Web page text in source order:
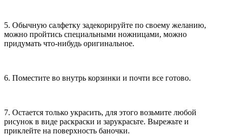
5. Обычную салфетку задекорируйте по своему желанию,
можно пройтись специальными ножницами, можно
придумать что-нибудь оригинальное.
6. Поместите во внутрь корзинки и почти все готово.
7. Остается только украсить, для этого возьмите любой
рисунок в виде раскраски и зарукрасьте. Вырежьте и
приклейте на поверхность баночки.